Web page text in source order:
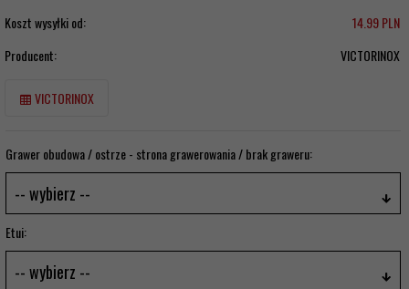
Koszt wysyłki od:
14.99 PLN
Producent:
VICTORINOX
VICTORINOX
Grawer obudowa / ostrze - strona grawerowania / brak graweru:
-- wybierz --
Etui:
-- wybierz --